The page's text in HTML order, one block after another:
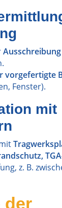
vorgefertigte
Fenster).
mit
z. B.
der